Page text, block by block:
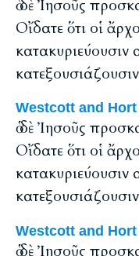
ὁ δὲ Ἰησοῦς
Οἴδατε ὅτι οἱ
κατακυριεύουσιν
Westcott and Hort
ὁ δὲ Ἰησοῦς
Οἴδατε ὅτι οἱ
κατακυριεύουσιν
Westcott and
ὁ δὲ Ἰησοῦς